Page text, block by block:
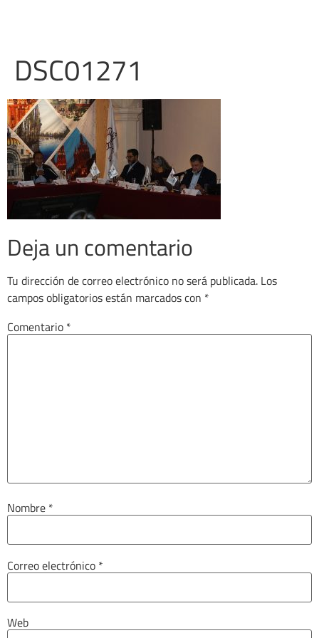
DSC01271
Deja un comentario
Tu dirección de correo electrónico no será publicada. Los
campos obligatorios están marcados con *
Comentario *
Nombre *
Correo electrónico *
Web